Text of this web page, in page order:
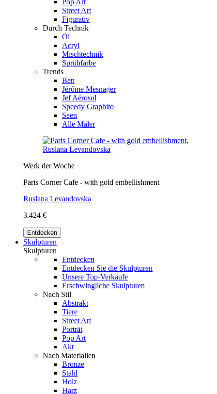
Street Art
Figurativ
Durch Technik
Öl
Acryl
Mischtechnik
Sprühfarbe
Trends
Ben
Jérôme Mesnager
Jef Aérosol
Speedy Graphito
Seen
Alle Maler
Werk der Woche
Paris Corner Cafe - with gold embellishment
Ruslana Levandovska
3.424 €
Entdecken
Skulpturen
Skulpturen
Entdecken
Entdecken Sie die Skulpturen
Unsere Top-Verkäufe
Erschwingliche Skulpturen
Nach Stil
Abstrakt
Tiere
Street Art
Porträt
Pop Art
Akt
Nach Materialien
Bronze
Stahl
Holz
Harz